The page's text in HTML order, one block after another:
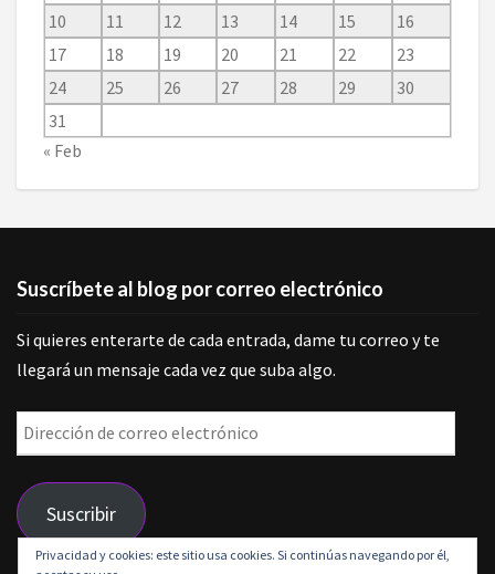
10
11 12 13 14 15
16
17
18 19 20 21 22
23
24
25 26 27 28 29
30
31
« Feb
Suscríbete al blog por correo electrónico
Si quieres enterarte de cada entrada, dame tu correo y te
llegará un mensaje cada vez que suba algo.
Dirección
de
correo
electrónico
Suscribir
Privacidad y cookies: este sitio usa cookies. Si continúas navegando por él,